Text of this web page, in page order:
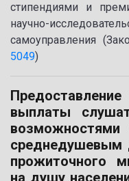
стипендиями и
научно-
самоуправления
5049)
выплаты
среднедушевым
прожиточного
на душу